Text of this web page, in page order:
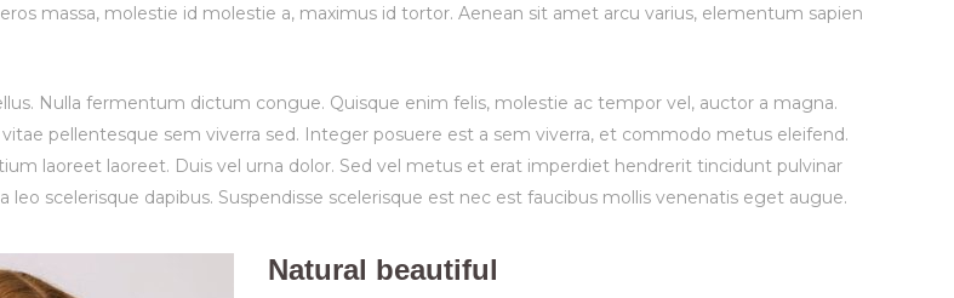
massa, molestie id molestie a, maximus id tortor. Aenean sit amet arcu varius, elementum sapien
Nulla fermentum dictum congue. Quisque enim felis, molestie ac tempor vel, auctor a magna.
vitae pellentesque sem viverra sed. Integer posuere est a sem viverra, et commodo metus eleifend.
laoreet laoreet. Duis vel urna dolor. Sed vel metus et erat imperdiet hendrerit tincidunt pulvinar
leo scelerisque dapibus. Suspendisse scelerisque est nec est faucibus mollis venenatis eget augue.
Natural beautiful